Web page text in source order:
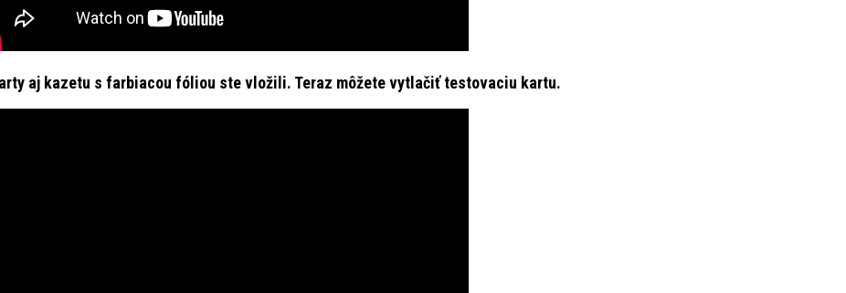
aj kazetu s farbiacou fóliou ste vložili. Teraz môžete vytlačiť testovaciu kartu.